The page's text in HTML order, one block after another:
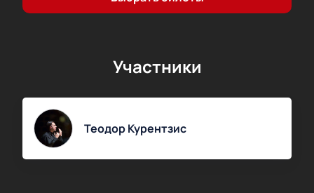
Участники
Теодор Курентзис